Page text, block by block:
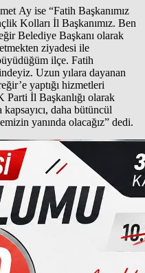
Ay ise “Fatih Başkanımız
Kolları İl Başkanımız. Ben
Belediye Başkanı olarak
ziyadesi ile
ilçe. Fatih
Uzun yılara dayanan
yaptığı hizmetleri
Parti İl Başkanlığı olarak
daha bütüncül
yanında olacağız” dedi.